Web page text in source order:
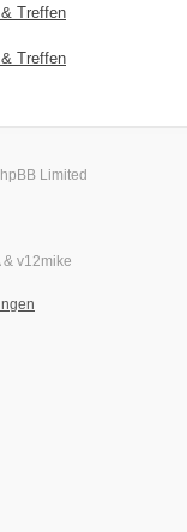
Treffen
Treffen
Limited
& v12mike